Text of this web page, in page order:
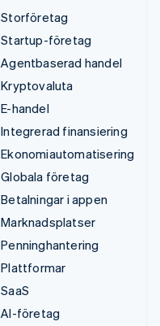
Storföretag
Startup-företag
Agentbaserad handel
Kryptovaluta
E-handel
Integrerad finansiering
Ekonomiautomatisering
Globala företag
Betalningar i appen
Marknadsplatser
Penninghantering
Plattformar
SaaS
AI-företag